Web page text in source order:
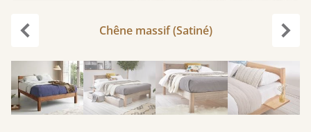
Chêne massif (Satiné)